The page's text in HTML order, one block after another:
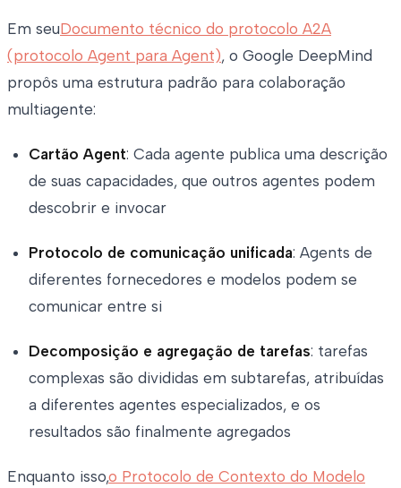
Em seuDocumento técnico do protocolo A2A
(protocolo Agent para Agent), o Google DeepMind
propôs uma estrutura padrão para colaboração
multiagente:
Cartão Agent: Cada agente publica uma descrição
de suas capacidades, que outros agentes podem
descobrir e invocar
Protocolo de comunicação unificada: Agents de
diferentes fornecedores e modelos podem se
comunicar entre si
Decomposição e agregação de tarefas: tarefas
complexas são divididas em subtarefas, atribuídas
a diferentes agentes especializados, e os
resultados são finalmente agregados
Enquanto isso,o Protocolo de Contexto do Modelo